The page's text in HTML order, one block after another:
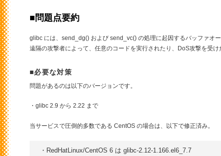
■問題点要約
glibc には、send_dg() および send_vc() の処理に起因するバッファオ
遠隔の攻撃者によって、任意のコードを実行されたり、DoS攻撃を受
■必要な対策
問題があるのは以下のバージョンです。
・glibc 2.9 から 2.22 まで
当サービスで圧倒的多数である CentOS の場合は、以下で修正済み。
・RedHatLinux/CentOS 6 は glibc-2.12-1.166.el6_7.7